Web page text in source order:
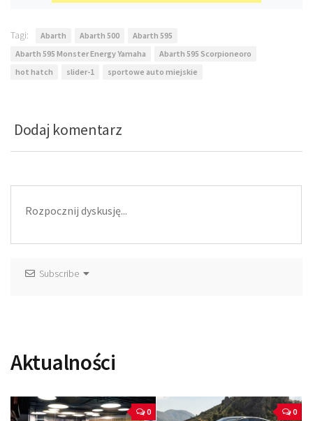
Tagi: Abarth Abarth 500
Abarth 595
Abarth 595 Monster Energy Yamaha
Abarth 595 Scorpioneoro
hot hatch
slider-1 sportowe auto miejskie
Dodaj komentarz
Subscribe
Aktualności
0 0